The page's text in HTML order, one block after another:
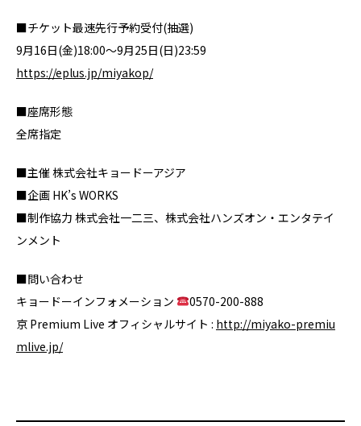
■チケット最速先行予約受付(抽選)
9月16日(金)18:00～9月25日(日)23:59
https://eplus.jp/miyakop/
■座席形態
全席指定
■主催 株式会社キョードーアジア
■企画 HK’s WORKS
■制作協力 株式会社一二三、株式会社ハンズオン・エンタテイ
ンメント
■問い合わせ
キョードーインフォメーション
0570-200-888
京 Premium Live オフィシャルサイト : http://miyako-premiu
mlive.jp/